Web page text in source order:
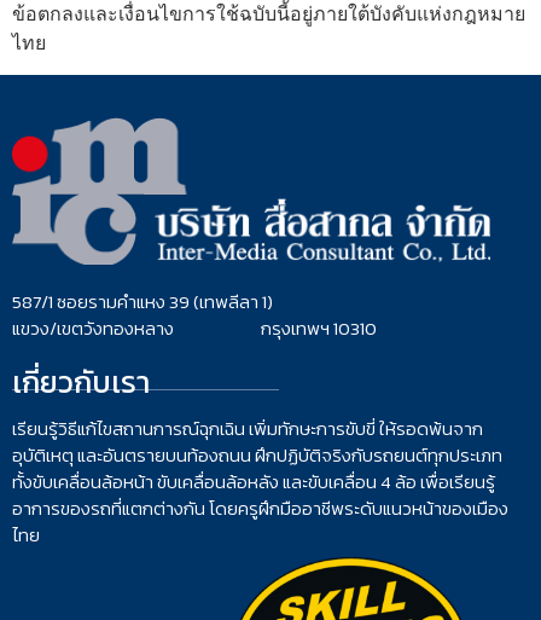
ข้อตกลงและเงื่อนไขการใช้ฉบับนี้อยู่ภายใต้บังคับแห่งกฎหมาย
ไทย
587/1 ซอยรามคำแหง 39 (เทพลีลา 1)
แขวง/เขตวังทองหลาง กรุงเทพฯ 10310
เกี่ยวกับเรา
เรียนรู้วิธีแก้ไขสถานการณ์ฉุกเฉิน เพิ่มทักษะการขับขี่ ให้รอดพ้นจาก
อุบัติเหตุ และอันตรายบนท้องถนน ฝึกปฏิบัติจริงกับรถยนต์ทุกประเภท
ทั้งขับเคลื่อนล้อหน้า ขับเคลื่อนล้อหลัง และขับเคลื่อน 4 ล้อ เพื่อเรียนรู้
อาการของรถที่แตกต่างกัน โดยครูฝึกมืออาชีพระดับแนวหน้าของเมือง
ไทย